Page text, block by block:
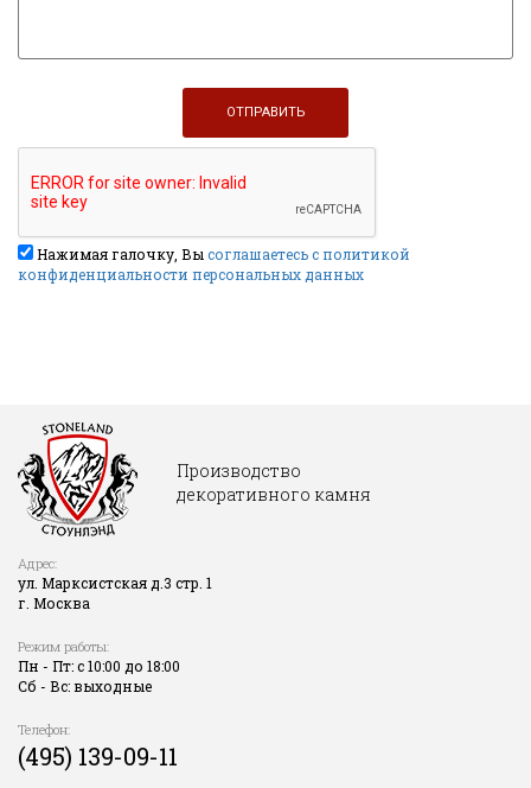
Нажимая галочку, Вы соглашаетесь с политикой
конфиденциальности персональных данных
Производство
декоративного камня
Адрес:
ул. Марксистская д.3 стр. 1
г. Москва
Режим работы:
Пн - Пт: с 10:00 до 18:00
Сб - Вс: выходные
Телефон:
(495) 139-09-11